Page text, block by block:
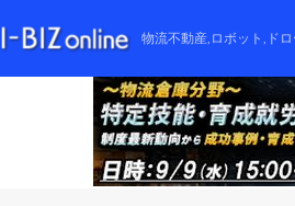
物流不動産,ロボット,ド